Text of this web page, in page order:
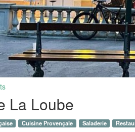
La Loube
Cuisine Provençale Saladerie